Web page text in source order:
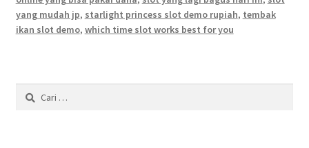
yang mudah jp, starlight princess slot demo rupiah, tembak
ikan slot demo, which time slot works best for you
Cari
untuk: